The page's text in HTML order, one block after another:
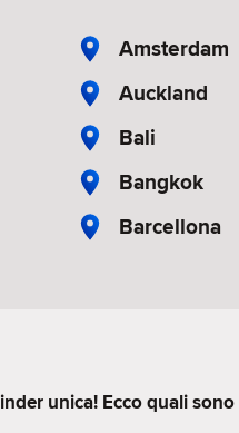
Amsterdam
Auckland
Bali
Bangkok
Barcellona
unica! Ecco quali